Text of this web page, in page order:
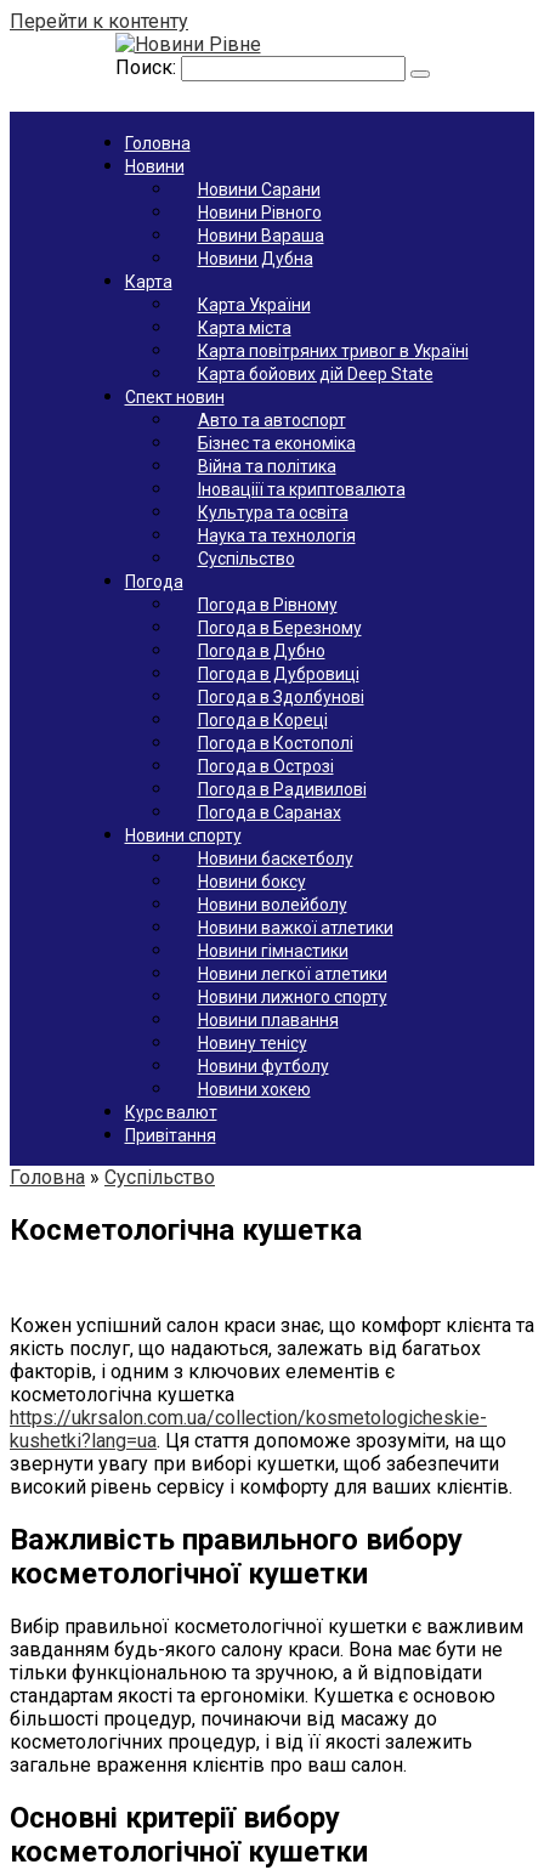
Перейти к контенту
Поиск:
Головна
Новини
Новини Сарани
Новини Рівного
Новини Вараша
Новини Дубна
Карта
Карта України
Карта міста
Карта повітряних тривог в Україні
Карта бойових дій Deep State
Спект новин
Авто та автоспорт
Бізнес та економіка
Війна та політика
Іноваціії та криптовалюта
Культура та освіта
Наука та технологія
Суспільство
Погода
Погода в Рівному
Погода в Березному
Погода в Дубно
Погода в Дубровиці
Погода в Здолбунові
Погода в Кореці
Погода в Костополі
Погода в Острозі
Погода в Радивилові
Погода в Саранах
Новини спорту
Новини баскетболу
Новини боксу
Новини волейболу
Новини важкої атлетики
Новини гімнастики
Новини легкої атлетики
Новини лижного спорту
Новини плавання
Новину тенісу
Новини футболу
Новини хокею
Курс валют
Привітання
Головна » Суспільство
Косметологічна кушетка
Кожен успішний салон краси знає, що комфорт клієнта та
якість послуг, що надаються, залежать від багатьох
факторів, і одним з ключових елементів є
косметологічна кушетка
https://ukrsalon.com.ua/collection/kosmetologicheskie-
kushetki?lang=ua. Ця стаття допоможе зрозуміти, на що
звернути увагу при виборі кушетки, щоб забезпечити
високий рівень сервісу і комфорту для ваших клієнтів.
Важливість правильного вибору
косметологічної кушетки
Вибір правильної косметологічної кушетки є важливим
завданням будь-якого салону краси. Вона має бути не
тільки функціональною та зручною, а й відповідати
стандартам якості та ергономіки. Кушетка є основою
більшості процедур, починаючи від масажу до
косметологічних процедур, і від її якості залежить
загальне враження клієнтів про ваш салон.
Основні критерії вибору
косметологічної кушетки